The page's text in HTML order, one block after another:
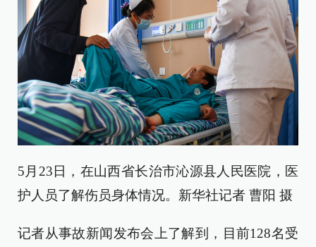
5月23日，在山西省长治市沁源县人民医院，医
护人员了解伤员身体情况。新华社记者 曹阳 摄
记者从事故新闻发布会上了解到，目前128名受